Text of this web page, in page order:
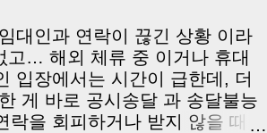
대인과 연락이 끊긴 상황 이라
고… 해외 체류 중 이거나 휴대
입장에서는 시간이 급한데, 더
게 바로 공시송달 과 송달불능
을 회피하거나 받지 않을 때 ,